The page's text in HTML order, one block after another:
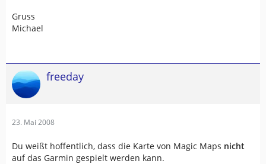
Gruss
Michael
freeday
23. Mai 2008
Du weißt hoffentlich, dass die Karte von Magic Maps nicht
auf das Garmin gespielt werden kann.